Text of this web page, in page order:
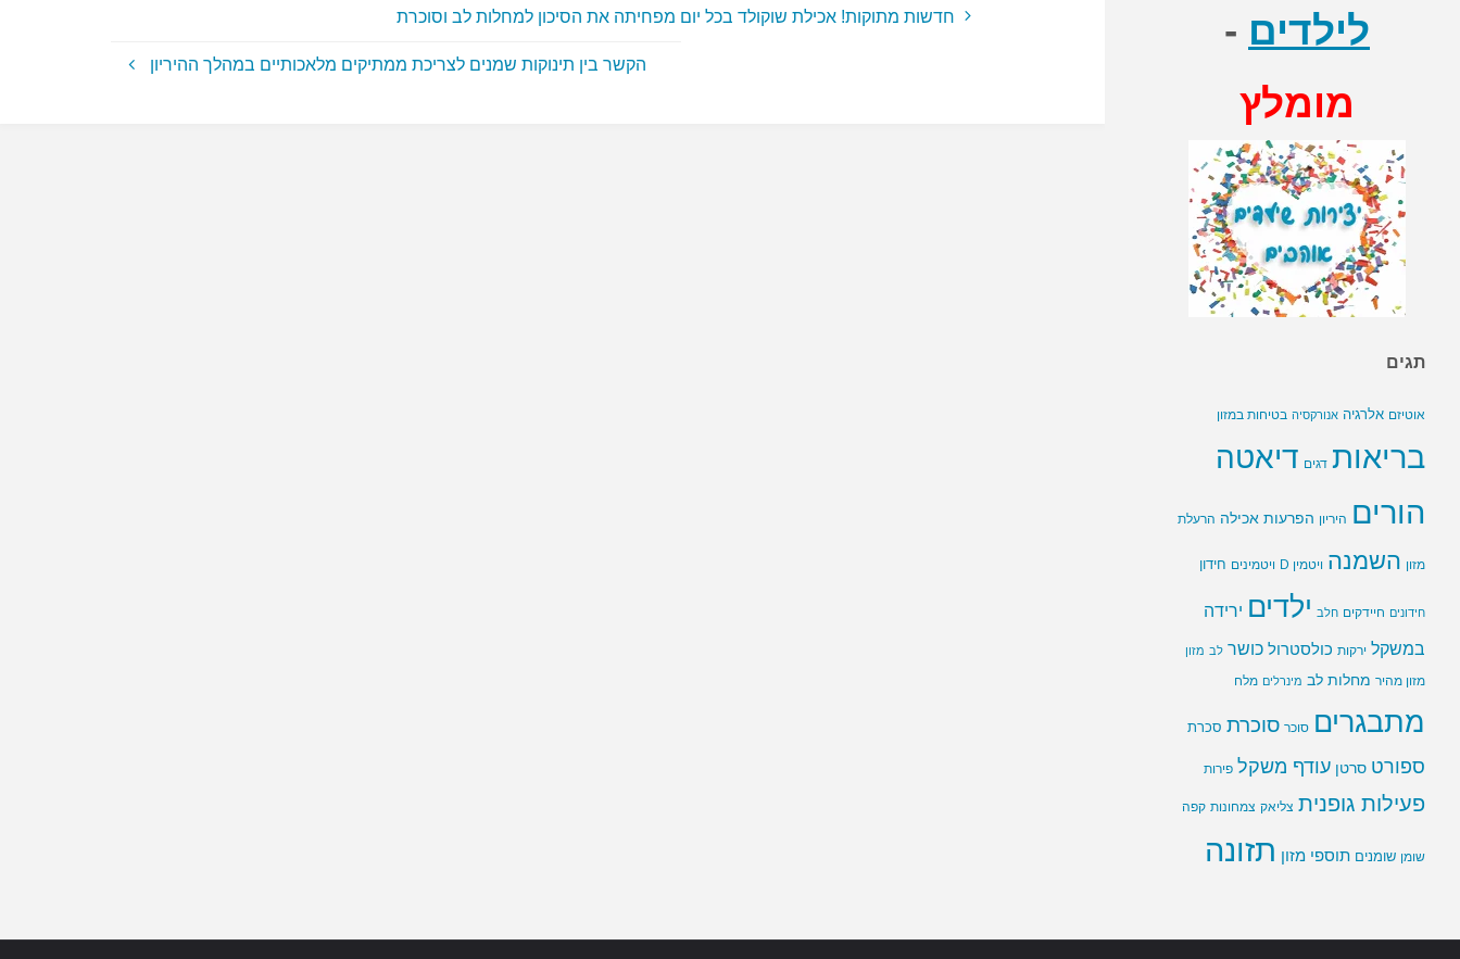
חדשות מתוקות! אכילת שוקולד בכל יום מפחיתה את הסיכון למחלות לב וסוכרת
הקשר בין תינוקות שמנים לצריכת ממתיקים מלאכותיים במהלך ההיריון
לילדים -
מומלץ
תגים
אוטיזם אלרגיה אנורקסיה בטיחות במזון
בריאות דגים דיאטה
הורים היריון הפרעות אכילה הרעלת
מזון השמנה ויטמין D ויטמינים חידון
חידונים חיידקים חלב ילדים ירידה
במשקל ירקות כולסטרול כושר לב מזון
מזון מהיר מחלות לב מינרלים מלח
מתבגרים סוכר סוכרת סכרת
ספורט סרטן עודף משקל פירות
פעילות גופנית צליאק צמחונות קפה
שומן שומנים תוספי מזון תזונה